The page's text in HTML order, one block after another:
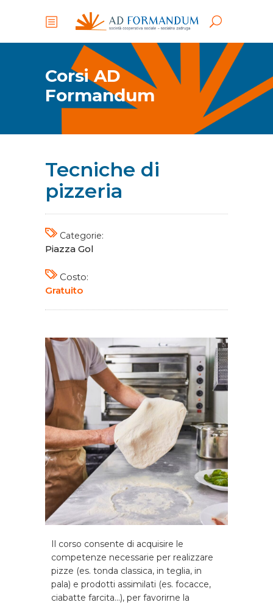
Corsi AD
Formandum
Tecniche di
pizzeria
Categorie:
Piazza Gol
Costo:
Gratuito
Il corso consente di acquisire le
competenze necessarie per realizzare
pizze (es. tonda classica, in teglia, in
pala) e prodotti assimilati (es. focacce,
ciabatte farcita…), per favorirne la